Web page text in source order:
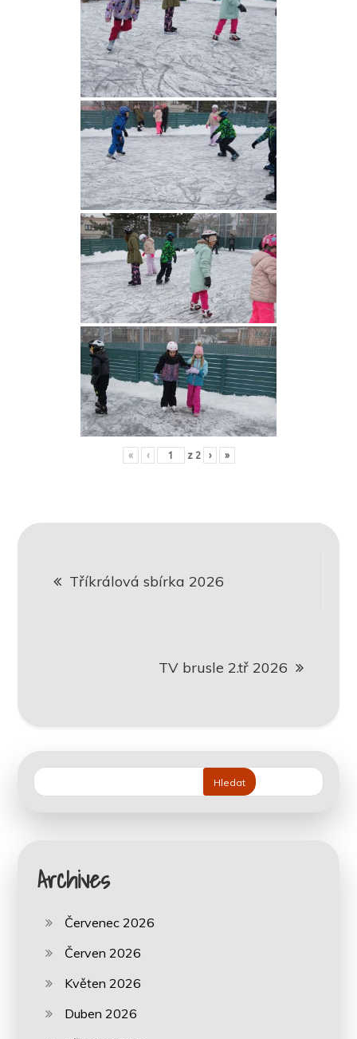
« ‹ z 2 › »
pro Tříkrálová sbírka 2026
TV brusle 2.tř 2026
Hledat
Archives
Červenec 2026
Červen 2026
Květen 2026
Duben 2026